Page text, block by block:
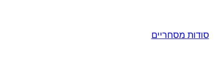
סודות מסחריים